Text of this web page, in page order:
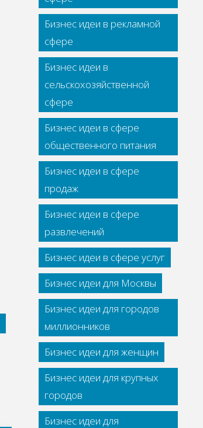
Бизнес идеи в рекламной
сфере
Бизнес идеи в
сельскохозяйственной
сфере
Бизнес идеи в сфере
общественного питания
Бизнес идеи в сфере
продаж
Бизнес идеи в сфере
развлечений
Бизнес идеи в сфере услуг
Бизнес идеи для Москвы
Бизнес идеи для городов
миллионников
Бизнес идеи для женщин
Бизнес идеи для крупных
городов
Бизнес идеи для